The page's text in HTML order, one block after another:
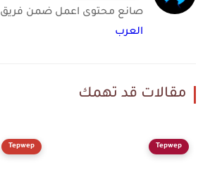
صانع محتوى اعمل ضمن فريق
العرب
مقالات قد تهمك
Tepwep
Tepwep